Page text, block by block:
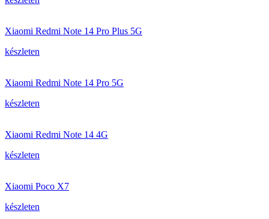
Xiaomi Redmi Note 14 Pro Plus 5G
készleten
Xiaomi Redmi Note 14 Pro 5G
készleten
Xiaomi Redmi Note 14 4G
készleten
Xiaomi Poco X7
készleten